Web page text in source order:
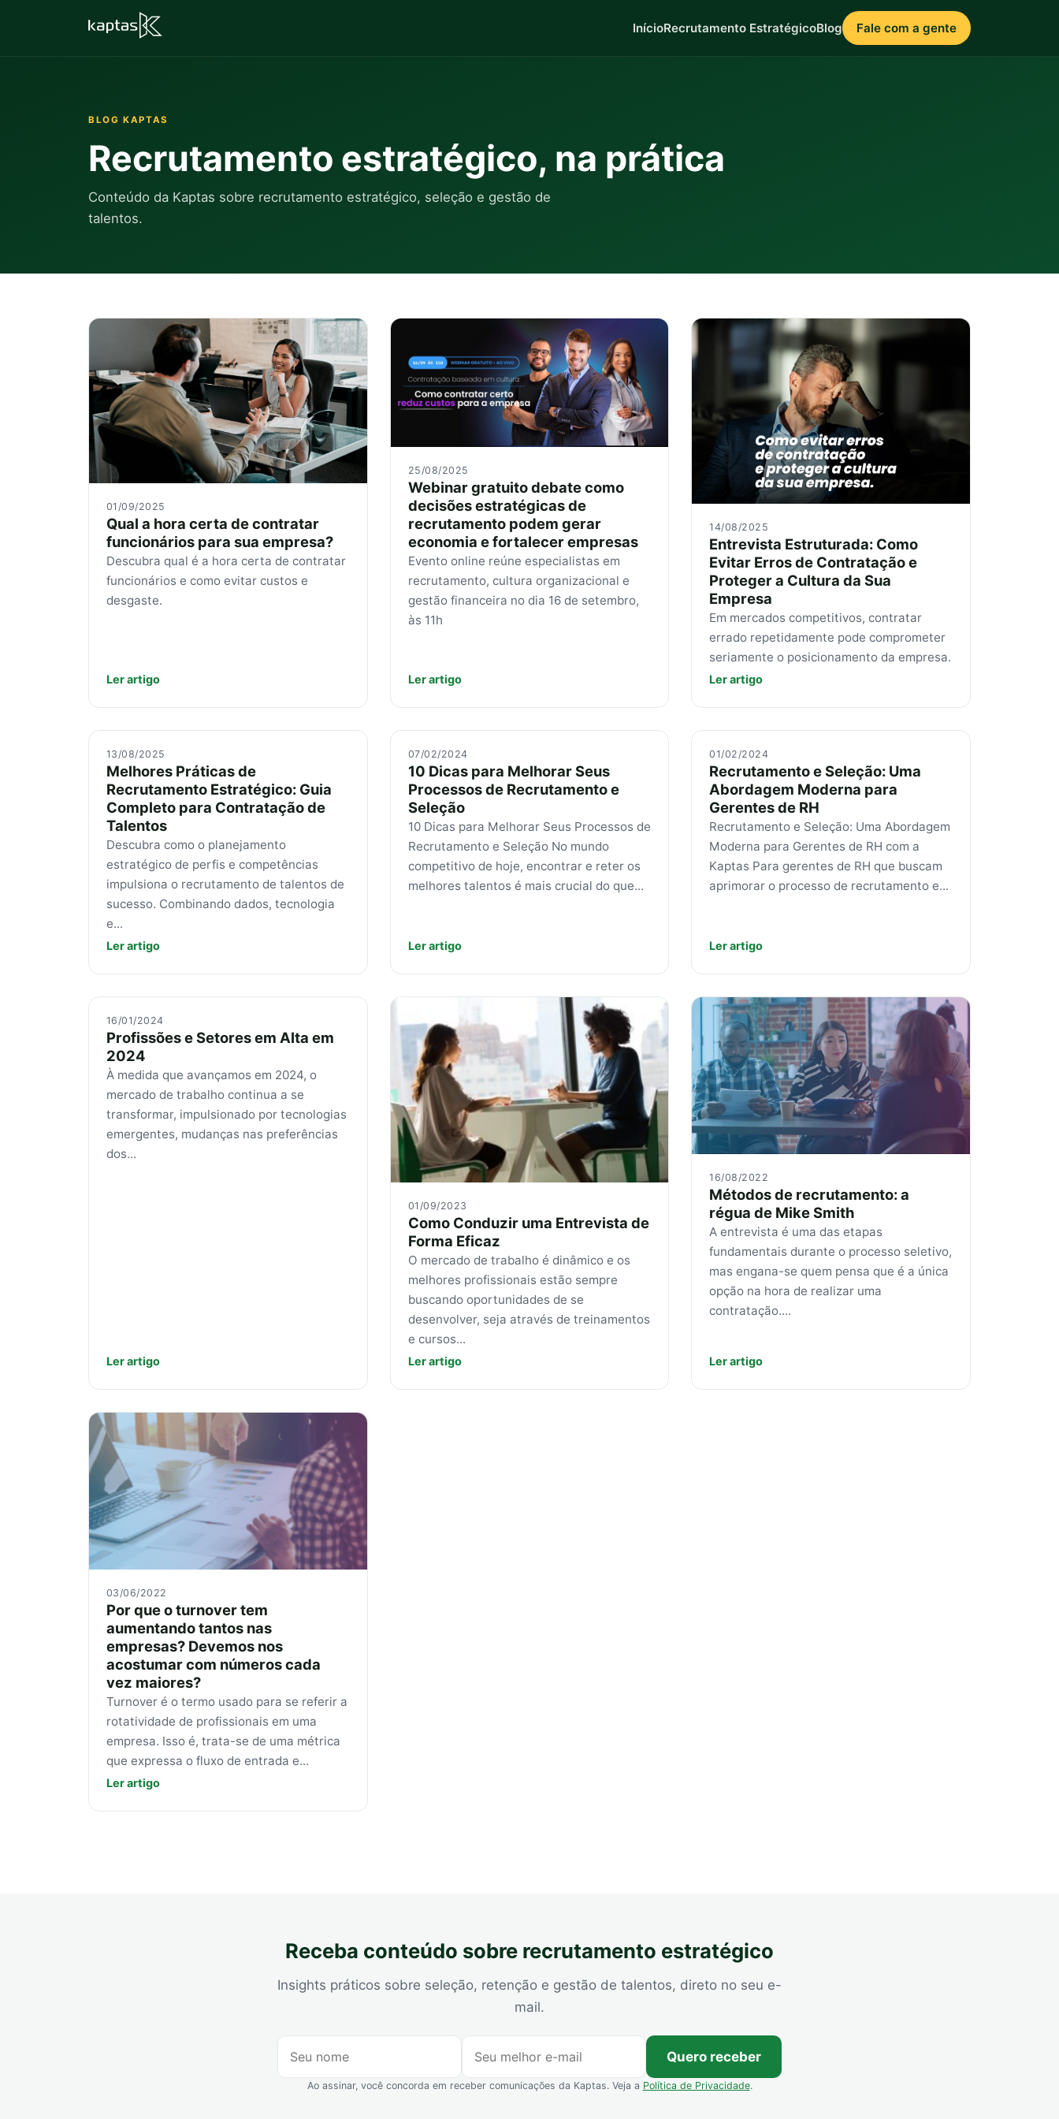
InícioRecrutamento EstratégicoBlog Fale com a gente
BLOG KAPTAS
Recrutamento estratégico, na prática
Conteúdo da Kaptas sobre recrutamento estratégico, seleção e gestão de
talentos.
01/09/2025
Qual a hora certa de contratar
funcionários para sua empresa?
Descubra qual é a hora certa de contratar
funcionários e como evitar custos e
desgaste.
Ler artigo
25/08/2025
Webinar gratuito debate como
decisões estratégicas de
recrutamento podem gerar
economia e fortalecer empresas
Evento online reúne especialistas em
recrutamento, cultura organizacional e
gestão financeira no dia 16 de setembro,
às 11h
Ler artigo
14/08/2025
Entrevista Estruturada: Como
Evitar Erros de Contratação e
Proteger a Cultura da Sua
Empresa
Em mercados competitivos, contratar
errado repetidamente pode comprometer
seriamente o posicionamento da empresa.
Ler artigo
13/08/2025
Melhores Práticas de
Recrutamento Estratégico: Guia
Completo para Contratação de
Talentos
Descubra como o planejamento
estratégico de perfis e competências
impulsiona o recrutamento de talentos de
sucesso. Combinando dados, tecnologia
e...
Ler artigo
07/02/2024
10 Dicas para Melhorar Seus
Processos de Recrutamento e
Seleção
10 Dicas para Melhorar Seus Processos de
Recrutamento e Seleção No mundo
competitivo de hoje, encontrar e reter os
melhores talentos é mais crucial do que...
Ler artigo
01/02/2024
Recrutamento e Seleção: Uma
Abordagem Moderna para
Gerentes de RH
Recrutamento e Seleção: Uma Abordagem
Moderna para Gerentes de RH com a
Kaptas Para gerentes de RH que buscam
aprimorar o processo de recrutamento e...
Ler artigo
16/01/2024
Profissões e Setores em Alta em
2024
À medida que avançamos em 2024, o
mercado de trabalho continua a se
transformar, impulsionado por tecnologias
emergentes, mudanças nas preferências
dos...
Ler artigo
01/09/2023
Como Conduzir uma Entrevista de
Forma Eficaz
O mercado de trabalho é dinâmico e os
melhores profissionais estão sempre
buscando oportunidades de se
desenvolver, seja através de treinamentos
e cursos...
Ler artigo
16/08/2022
Métodos de recrutamento: a
régua de Mike Smith
A entrevista é uma das etapas
fundamentais durante o processo seletivo,
mas engana-se quem pensa que é a única
opção na hora de realizar uma
contratação....
Ler artigo
03/06/2022
Por que o turnover tem
aumentando tantos nas
empresas? Devemos nos
acostumar com números cada
vez maiores?
Turnover é o termo usado para se referir a
rotatividade de profissionais em uma
empresa. Isso é, trata-se de uma métrica
que expressa o fluxo de entrada e...
Ler artigo
Receba conteúdo sobre recrutamento estratégico
Insights práticos sobre seleção, retenção e gestão de talentos, direto no seu e-
mail.
Quero receber
Ao assinar, você concorda em receber comunicações da Kaptas. Veja a Política de Privacidade.